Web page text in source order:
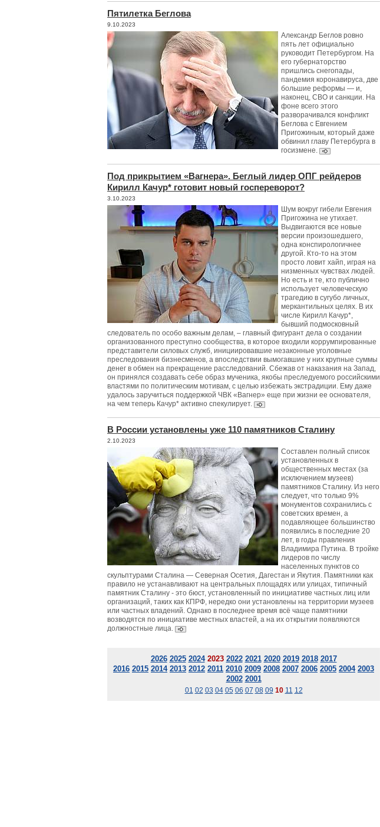
Пятилетка Беглова
9.10.2023
Александр Беглов ровно
пять лет официально
руководит Петербургом. На
его губернаторство
пришлись снегопады,
пандемия коронавируса, две
большие реформы — и,
наконец, СВО и санкции. На
фоне всего этого
разворачивался конфликт
Беглова с Евгением
Пригожиным, который даже
обвинил главу Петербурга в
госизмене.
Под прикрытием «Вагнера». Беглый лидер ОПГ рейдеров
Кирилл Качур* готовит новый госпереворот?
3.10.2023
Шум вокруг гибели Евгения
Пригожина не утихает.
Выдвигаются все новые
версии произошедшего,
одна конспирологичнее
другой. Кто-то на этом
просто ловит хайп, играя на
низменных чувствах людей.
Но есть и те, кто публично
использует человеческую
трагедию в сугубо личных,
меркантильных целях. В их
числе Кирилл Качур*,
бывший подмосковный
следователь по особо важным делам, – главный фигурант дела о создании
организованного преступно сообщества, в которое входили коррумпированные
представители силовых служб, инициировавшие незаконные уголовные
преследования бизнесменов, а впоследствии вымогавшие у них крупные суммы
денег в обмен на прекращение расследований. Сбежав от наказания на Запад,
он принялся создавать себе образ мученика, якобы преследуемого российскими
властями по политическим мотивам, с целью избежать экстрадиции. Ему даже
удалось заручиться поддержкой ЧВК «Вагнер» еще при жизни ее основателя,
на чем теперь Качур* активно спекулирует.
В России установлены уже 110 памятников Сталину
2.10.2023
Составлен полный список
установленных в
общественных местах (за
исключением музеев)
памятников Сталину. Из него
следует, что только 9%
монументов сохранились с
советских времен, а
подавляющее большинство
появились в последние 20
лет, в годы правления
Владимира Путина. В тройке
лидеров по числу
населенных пунктов со
скульптурами Сталина — Северная Осетия, Дагестан и Якутия. Памятники как
правило не устанавливают на центральных площадях или улицах, типичный
памятник Сталину - это бюст, установленный по инициативе частных лиц или
организаций, таких как КПРФ, нередко они установлены на территории музеев
или частных владений. Однако в последнее время всё чаще памятники
возводятся по инициативе местных властей, а на их открытии появляются
должностные лица.
2026 2025 2024 2023 2022 2021 2020 2019 2018 2017
2016 2015 2014 2013 2012 2011 2010 2009 2008 2007 2006 2005 2004 2003
2002 2001
01 02 03 04 05 06 07 08 09 10 11 12